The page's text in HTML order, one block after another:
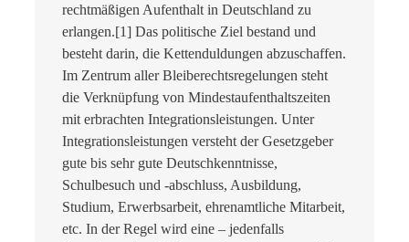
rechtmäßigen Aufenthalt in Deutschland zu
erlangen.[1] Das politische Ziel bestand und
besteht darin, die Kettenduldungen abzuschaffen.
Im Zentrum aller Bleiberechtsregelungen steht
die Verknüpfung von Mindestaufenthaltszeiten
mit erbrachten Integrationsleistungen. Unter
Integrationsleistungen versteht der Gesetzgeber
gute bis sehr gute Deutschkenntnisse,
Schulbesuch und -abschluss, Ausbildung,
Studium, Erwerbsarbeit, ehrenamtliche Mitarbeit,
etc. In der Regel wird eine – jedenfalls